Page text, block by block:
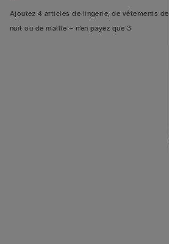
Ajoutez 4 articles de lingerie, de vêtements de
nuit ou de maille – n’en payez que 3